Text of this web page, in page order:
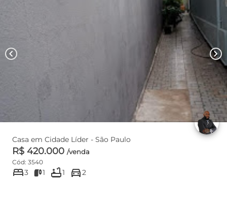
chevron_left chevron_right
Casa em Cidade Líder - São Paulo
R$ 420.000 /venda
Cód: 3540
bed3 1 bathtub1 directions_car2